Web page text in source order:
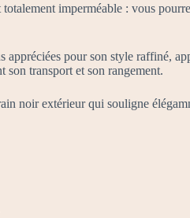
imperméable : vous
appréciées pour son style raffiné,
son transport et son rangement.
noir extérieur qui souligne